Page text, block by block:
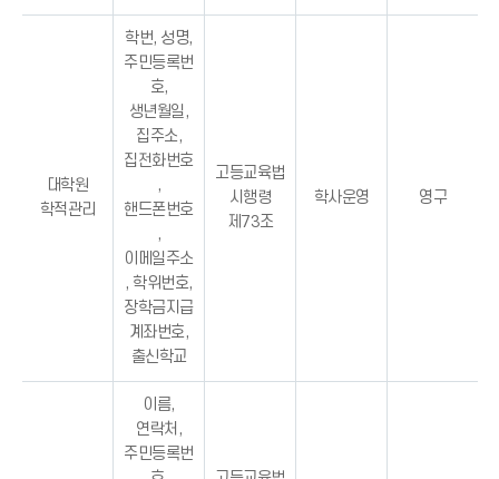
대학원
학적관리
학번, 성명,
주민등록번
호,
생년월일,
집주소,
집전화번호
,
핸드폰번호
,
이메일주소
, 학위번호,
장학금지급
계좌번호,
출신학교
고등교육법
시행령
제73조
학사운영 영구
이름,
연락처,
주민등록번